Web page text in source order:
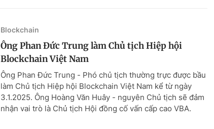
Blockchain
Ông Phan Đức Trung làm Chủ tịch Hiệp hội
Blockchain Việt Nam
Ông Phan Đức Trung - Phó chủ tịch thường trực được bầu
làm Chủ tịch Hiệp hội Blockchain Việt Nam kể từ ngày
3.1.2025. Ông Hoàng Văn Huây - nguyên Chủ tịch sẽ đảm
nhận vai trò là Chủ tịch Hội đồng cố vấn cấp cao VBA.